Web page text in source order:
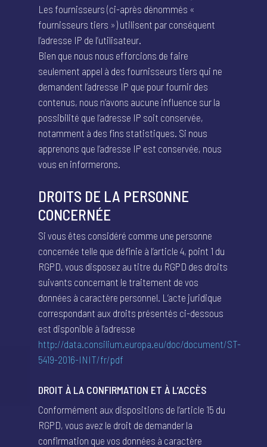
Les fournisseurs (ci-après dénommés «
fournisseurs tiers ») utilisent par conséquent
l’adresse IP de l’utilisateur.
Bien que nous nous efforcions de faire
seulement appel à des fournisseurs tiers qui ne
demandent l’adresse IP que pour fournir des
contenus, nous n’avons aucune influence sur la
possibilité que l’adresse IP soit conservée,
notamment à des fins statistiques. Si nous
apprenons que l’adresse IP est conservée, nous
vous en informerons.
DROITS DE LA PERSONNE
CONCERNÉE
Si vous êtes considéré comme une personne
concernée telle que définie à l’article 4, point 1 du
RGPD, vous disposez au titre du RGPD des droits
suivants concernant le traitement de vos
données à caractère personnel. L’acte juridique
correspondant aux droits présentés ci-dessous
est disponible à l’adresse
http://data.consilium.europa.eu/doc/document/ST-
5419-2016-INIT/fr/pdf
DROIT À LA CONFIRMATION ET À L’ACCÈS
Conformément aux dispositions de l’article 15 du
RGPD, vous avez le droit de demander la
confirmation que vos données à caractère